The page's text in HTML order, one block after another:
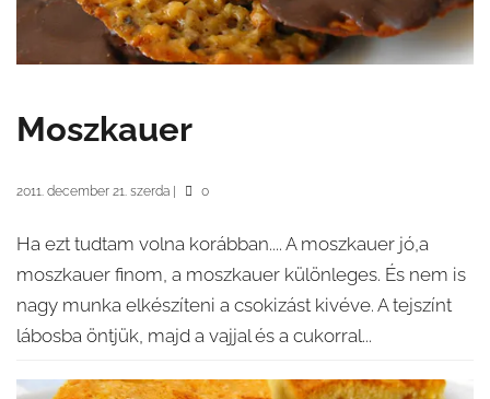
Moszkauer
2011. december 21. szerda 0
Ha ezt tudtam volna korábban.... A moszkauer jó,a
moszkauer finom, a moszkauer különleges. És nem is
nagy munka elkészíteni a csokizást kivéve. A tejszínt
lábosba öntjük, majd a vajjal és a cukorral...